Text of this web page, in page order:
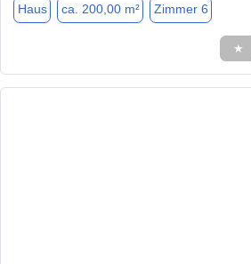
Haus ca. 200,00 m² Zimmer 6
★